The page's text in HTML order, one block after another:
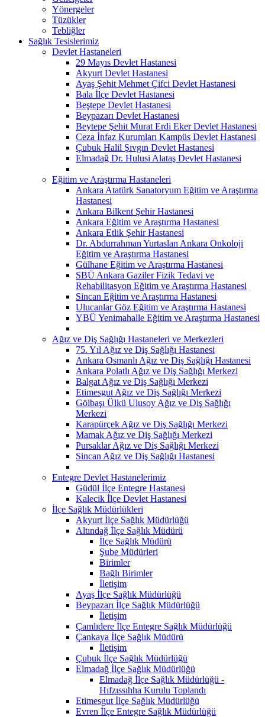
Yönergeler
Tüzükler
Tebliğler
Sağlık Tesislerimiz
Devlet Hastaneleri
29 Mayıs Devlet Hastanesi
Akyurt Devlet Hastanesi
Ayaş Şehit Mehmet Çifci Devlet Hastanesi
Bala İlçe Devlet Hastanesi
Beştepe Devlet Hastanesi
Beypazarı Devlet Hastanesi
Beytepe Şehit Murat Erdi Eker Devlet Hastanesi
Ceza İnfaz Kurumları Kampüs Devlet Hastanesi
Çubuk Halil Şıvgın Devlet Hastanesi
Elmadağ Dr. Hulusi Alataş Devlet Hastanesi
Eğitim ve Araştırma Hastaneleri
Ankara Atatürk Sanatoryum Eğitim ve Araştırma
Hastanesi
Ankara Bilkent Şehir Hastanesi
Ankara Eğitim ve Araştırma Hastanesi
Ankara Etlik Şehir Hastanesi
Dr. Abdurrahman Yurtaslan Ankara Onkoloji
Eğitim ve Araştırma Hastanesi
Gülhane Eğitim ve Araştırma Hastanesi
SBÜ Ankara Gaziler Fizik Tedavi ve
Rehabilitasyon Eğitim ve Araştırma Hastanesi
Sincan Eğitim ve Araştırma Hastanesi
Ulucanlar Göz Eğitim ve Araştırma Hastanesi
YBÜ Yenimahalle Eğitim ve Araştırma Hastanesi
Ağız ve Diş Sağlığı Hastaneleri ve Merkezleri
75. Yıl Ağız ve Diş Sağlığı Hastanesi
Ankara Osmanlı Ağız ve Diş Sağlığı Hastanesi
Ankara Polatlı Ağız ve Diş Sağlığı Merkezi
Balgat Ağız ve Diş Sağlığı Merkezi
Etimesgut Ağız ve Diş Sağlığı Merkezi
Gölbaşı Ülkü Ulusoy Ağız ve Diş Sağlığı
Merkezi
Karapürçek Ağız ve Diş Sağlığı Merkezi
Mamak Ağız ve Diş Sağlığı Merkezi
Pursaklar Ağız ve Diş Sağlığı Merkezi
Sincan Ağız ve Diş Sağlığı Hastanesi
Entegre Devlet Hastanelerimiz
Güdül İlçe Entegre Hastanesi
Kalecik İlçe Devlet Hastanesi
İlçe Sağlık Müdürlükleri
Akyurt İlçe Sağlık Müdürlüğü
Altındağ İlçe Sağlık Müdürü
İlçe Sağlık Müdürü
Şube Müdürleri
Birimler
Bağlı Birimler
İletişim
Ayaş İlçe Sağlık Müdürlüğü
Beypazarı İlçe Sağlık Müdürlüğü
İletişim
Çamlıdere İlçe Entegre Sağlık Müdürlüğü
Çankaya İlçe Sağlık Müdürü
İletişim
Çubuk İlçe Sağlık Müdürlüğü
Elmadağ İlçe Sağlık Müdürlüğü
Elmadağ İlçe Sağlık Müdürlüğü -
Hıfzıssıhha Kurulu Toplandı
Etimesgut İlçe Sağlık Müdürlüğü
Evren İlçe Entegre Sağlık Müdürlüğü